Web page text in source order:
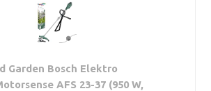
Garden Bosch Elektro
AFS 23-37 (950 W,